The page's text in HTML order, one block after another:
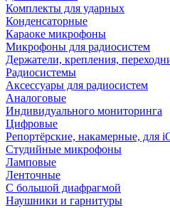
Комплекты для ударных
Конденсаторные
Караоке микрофоны
Микрофоны для радиосистем
Держатели, крепления,
Радиосистемы
Аксессуары для радиосистем
Аналоговые
Индивидуального мониторинга
Цифровые
Репортёрские, накамерные, для
Студийные микрофоны
Ламповые
Ленточные
С большой диафрагмой
Наушники и гарнитуры